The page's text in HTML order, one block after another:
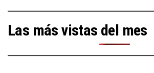
Las más vistas del mes